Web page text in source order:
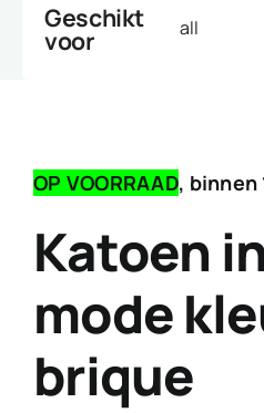
Geschikt
voor all
OP VOORRAAD, binnen
Katoen
mode
brique